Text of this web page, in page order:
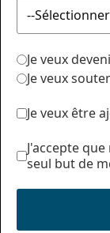
Je veux
Je veux
Je veux être
J'accepte
seul but de